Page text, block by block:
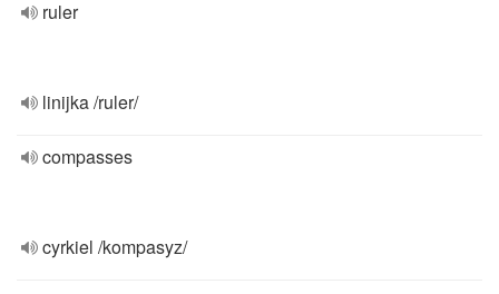
ruler
linijka /ruler/
compasses
cyrkiel /kompasyz/